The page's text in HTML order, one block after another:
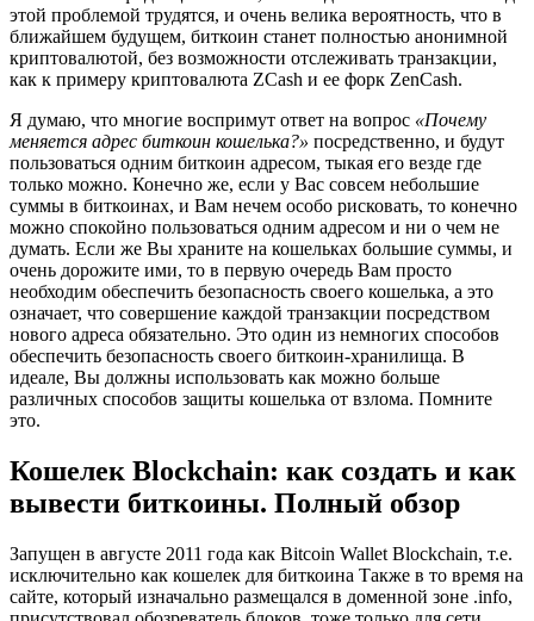
этой проблемой трудятся, и очень велика вероятность, что в
ближайшем будущем, биткоин станет полностью анонимной
криптовалютой, без возможности отслеживать транзакции,
как к примеру криптовалюта ZCash и ее форк ZenCash.
Я думаю, что многие воспримут ответ на вопрос «Почему
меняется адрес биткоин кошелька?» посредственно, и будут
пользоваться одним биткоин адресом, тыкая его везде где
только можно. Конечно же, если у Вас совсем небольшие
суммы в биткоинах, и Вам нечем особо рисковать, то конечно
можно спокойно пользоваться одним адресом и ни о чем не
думать. Если же Вы храните на кошельках большие суммы, и
очень дорожите ими, то в первую очередь Вам просто
необходим обеспечить безопасность своего кошелька, а это
означает, что совершение каждой транзакции посредством
нового адреса обязательно. Это один из немногих способов
обеспечить безопасность своего биткоин-хранилища. В
идеале, Вы должны использовать как можно больше
различных способов защиты кошелька от взлома. Помните
это.
Кошелек Blockchain: как создать и как
вывести биткоины. Полный обзор
Запущен в августе 2011 года как Bitcoin Wallet Blockchain, т.е.
исключительно как кошелек для биткоина Также в то время на
сайте, который изначально размещался в доменной зоне .info,